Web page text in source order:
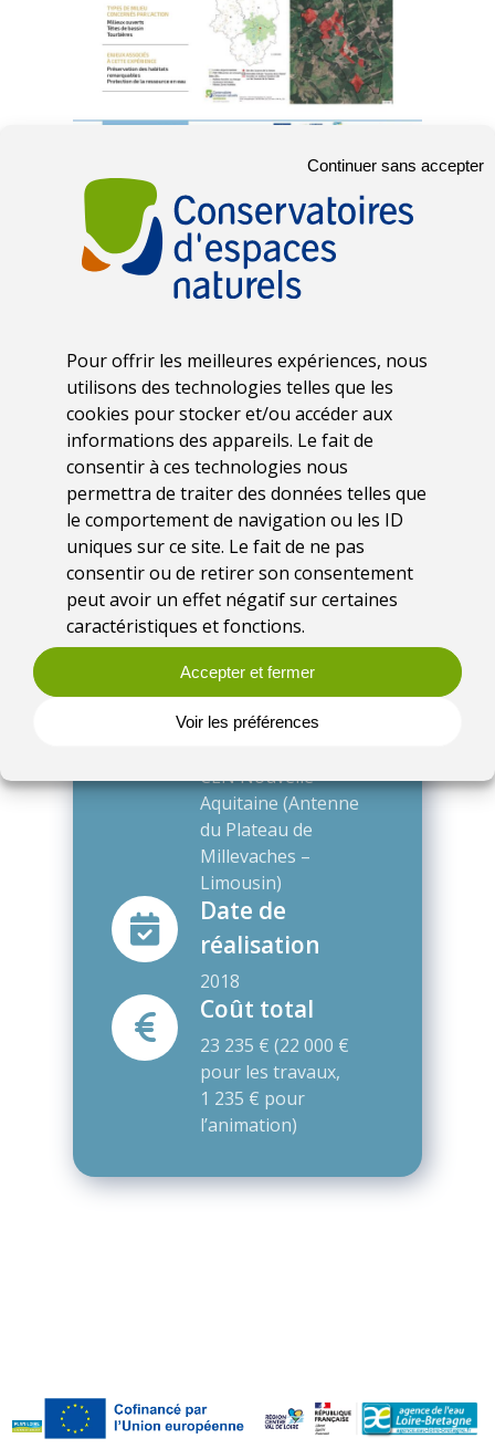
Pour offrir les meilleures expériences, nous
utilisons des technologies telles que les
cookies pour stocker et/ou accéder aux
informations des appareils. Le fait de
consentir à ces technologies nous
permettra de traiter des données telles que
le comportement de navigation ou les ID
uniques sur ce site. Le fait de ne pas
consentir ou de retirer son consentement
peut avoir un effet négatif sur certaines
caractéristiques et fonctions.
Accepter et fermer
Continuer sans accepter
Voir les préférences
Type
d’opération
Type(s) de
milieux
Milieux ouverts,
Têtes de bassin
versant, Tourbières
Enjeu(x)
associé(s)
Préservation des
habitats
remarquables,
Protection de la
ressource en eau
Structure(s)
impliquée(s)
CEN Nouvelle-
Aquitaine (Antenne
du Plateau de
Millevaches –
Limousin)
Date de
réalisation
2018
Coût total
23 235 € (22 000 €
pour les travaux,
1 235 € pour
l’animation)